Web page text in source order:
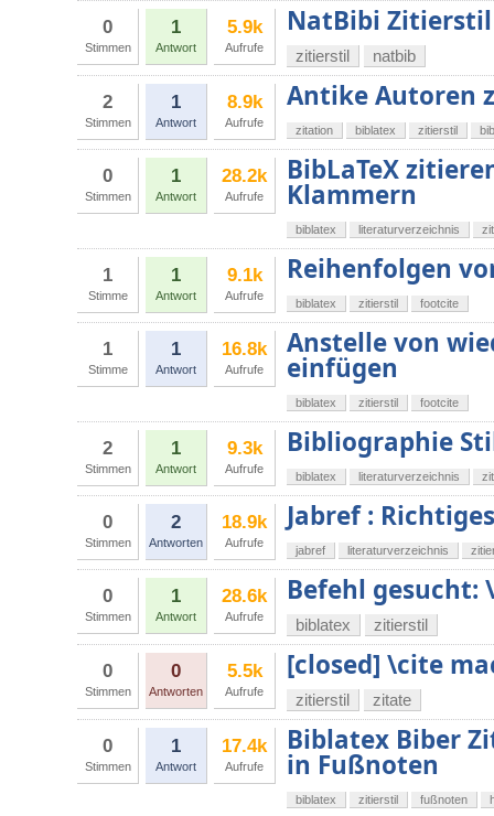
0
Stimmen
1
Antwort
5.9k
Aufrufe
NatBibi Zitierstil
zitierstil natbib
2
Stimmen
1
Antwort
8.9k
Aufrufe
Antike Autoren
zitation biblatex zitierstil
0
Stimmen
1
Antwort
28.2k
Aufrufe
BibLaTeX
Klammern
biblatex literaturverzeichnis
1
Stimme
1
Antwort
9.1k
Aufrufe
Reihenfolgen
biblatex zitierstil footcite
1
Stimme
1
Antwort
16.8k
Aufrufe
Anstelle von
einfügen
biblatex zitierstil footcite
2
Stimmen
1
Antwort
9.3k
Aufrufe
Bibliographie
biblatex literaturverzeichnis
0
Stimmen
2
Antworten
18.9k
Aufrufe
Jabref :
jabref literaturverzeichnis
0
Stimmen
1
Antwort
28.6k
Aufrufe
Befehl gesucht:
biblatex zitierstil
0
Stimmen
0
Antworten
5.5k
Aufrufe
[closed] \cite
zitierstil zitate
0
Stimmen
1
Antwort
17.4k
Aufrufe
Biblatex Biber
in Fußnoten
biblatex zitierstil fußnoten